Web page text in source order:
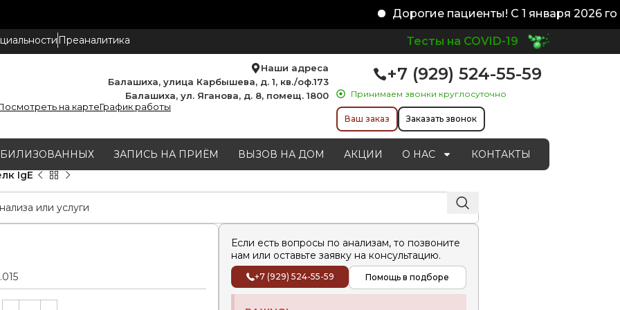
Дорогие пациенты! С 1 января 2026
Преаналитика Тесты на COVID-19
Наши адреса
Балашиха, улица Карбышева, д. 1, кв./оф.173
Балашиха, ул. Яганова, д. 8, помещ. 1800
на картеГрафик работы
+7 (929) 524-55-59
Принимаем звонки круглосуточно
Ваш заказ Заказать звонок
ЗАПИСЬ НА ПРИЁМ ВЫЗОВ НА ДОМ АКЦИИ О НАС
КОНТАКТЫ
IgE
Alternative:
Если есть вопросы по анализам, то позвоните
нам или оставьте заявку на консультацию.
+7 (929) 524-55-59 Помощь в подборе